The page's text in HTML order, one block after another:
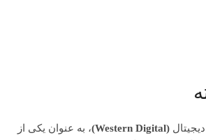
(Western Digital)
، به عنوان یکی از